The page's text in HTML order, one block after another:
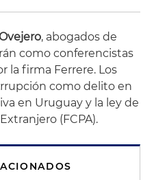
, abogados de
como conferencistas
la firma Ferrere. Los
como delito en
en Uruguay y la ley de
(FCPA).